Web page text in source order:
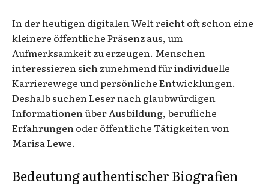
In der heutigen digitalen Welt reicht oft schon eine
kleinere öffentliche Präsenz aus, um
Aufmerksamkeit zu erzeugen. Menschen
interessieren sich zunehmend für individuelle
Karrierewege und persönliche Entwicklungen.
Deshalb suchen Leser nach glaubwürdigen
Informationen über Ausbildung, berufliche
Erfahrungen oder öffentliche Tätigkeiten von
Marisa Lewe.
Bedeutung authentischer Biografien